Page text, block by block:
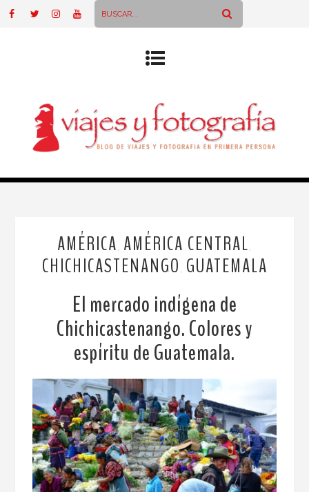
AMÉRICA AMÉRICA CENTRAL
CHICHICASTENANGO GUATEMALA
El mercado indígena de
Chichicastenango. Colores y
espíritu de Guatemala.